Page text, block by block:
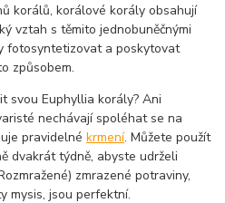
korálů, korálové korály obsahují
vztah s těmito jednobuněčnými
fotosyntetizovat a poskytovat
způsobem.
svou Euphyllia korály? Ani
nechávají spoléhat se na
pravidelnékrmení. Můžete použít
dvakrát týdně, abyste udrželi
zmrazené potraviny,
mysis, jsou perfektní.